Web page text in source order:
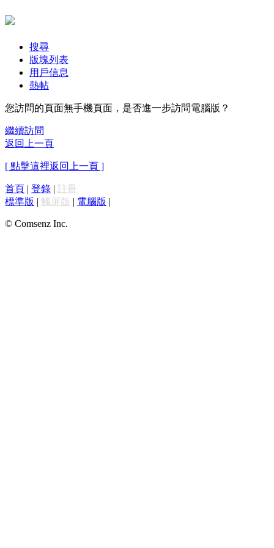
搜尋
版塊列表
用戶信息
熱帖
您訪問的頁面無手機頁面，是否進一步訪問電腦版？
繼續訪問
返回上一頁
[ 點擊這裡返回上一頁 ]
首頁 | 登錄 | 註冊
標準版 | 觸屏版 | 電腦版 |
© Comsenz Inc.